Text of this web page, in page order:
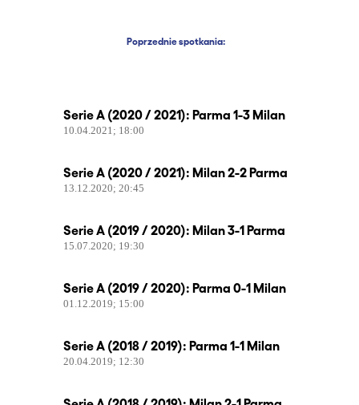
Poprzednie spotkania:
Serie A (2020 / 2021): Parma 1-3 Milan
10.04.2021; 18:00
Serie A (2020 / 2021): Milan 2-2 Parma
13.12.2020; 20:45
Serie A (2019 / 2020): Milan 3-1 Parma
15.07.2020; 19:30
Serie A (2019 / 2020): Parma 0-1 Milan
01.12.2019; 15:00
Serie A (2018 / 2019): Parma 1-1 Milan
20.04.2019; 12:30